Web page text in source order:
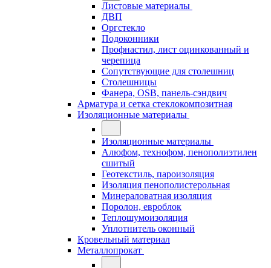
Листовые материалы
ДВП
Оргстекло
Подоконники
Профнастил, лист оцинкованный и
черепица
Сопутствующие для столешниц
Столешницы
Фанера, OSB, панель-сэндвич
Арматура и сетка стеклокомпозитная
Изоляционные материалы
Изоляционные материалы
Алюфом, технофом, пенополиэтилен
сшитый
Геотекстиль, пароизоляция
Изоляция пенополистерольная
Минераловатная изоляция
Поролон, евроблок
Теплошумоизоляция
Уплотнитель оконный
Кровельный материал
Металлопрокат